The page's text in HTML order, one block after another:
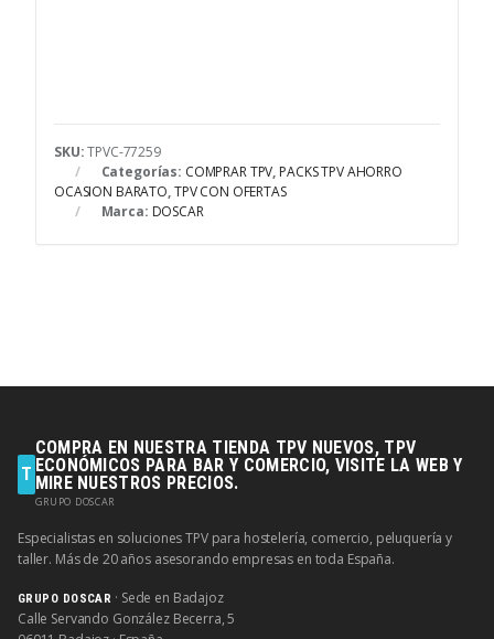
SKU:TPVC-77259
Categorías: COMPRAR TPV, PACKS TPV AHORRO
OCASION BARATO,TPV CON OFERTAS
Marca: DOSCAR
T
COMPRA EN NUESTRA TIENDA TPV NUEVOS, TPV
ECONÓMICOS PARA BAR Y COMERCIO, VISITE LA WEB Y
MIRE NUESTROS PRECIOS.
GRUPO DOSCAR
Especialistas en soluciones TPV para hostelería, comercio, peluquería y
taller. Más de 20 años asesorando empresas en toda España.
GRUPO DOSCAR · Sede en Badajoz
Calle Servando González Becerra, 5